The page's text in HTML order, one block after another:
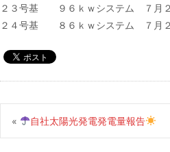
２３号基 ９６ｋｗシステム ７月
２４号基 ８６ｋｗシステム ７月
« 自社太陽光発電発電量報告